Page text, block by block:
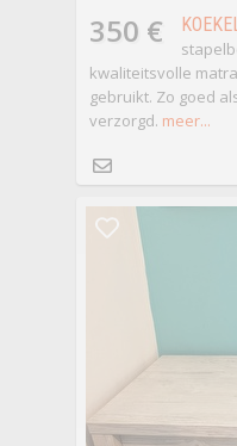
350 €
kwaliteitsvolle
gebruikt. Zo goed
verzorgd. meer...